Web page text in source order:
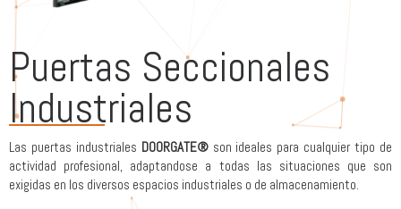
Puertas Seccionales
Industriales
Las puertas industriales DOORGATE®son ideales para cualquier tipo de
actividad profesional, adaptandose a todas las situaciones que son
exigidas en los diversos espacios industriales o de almacenamiento.